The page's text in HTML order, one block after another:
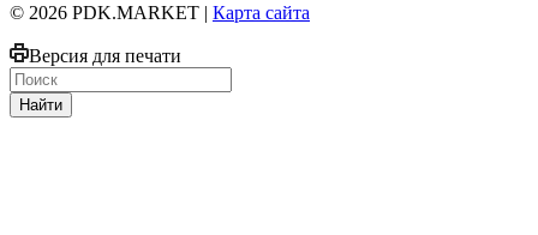
© 2026 PDK.MARKET | Карта сайта
Версия для печати
Найти